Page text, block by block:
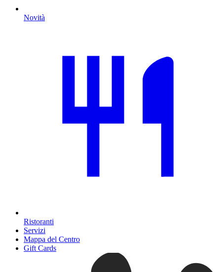
Novità
Ristoranti
Servizi
Mappa del Centro
Gift Cards